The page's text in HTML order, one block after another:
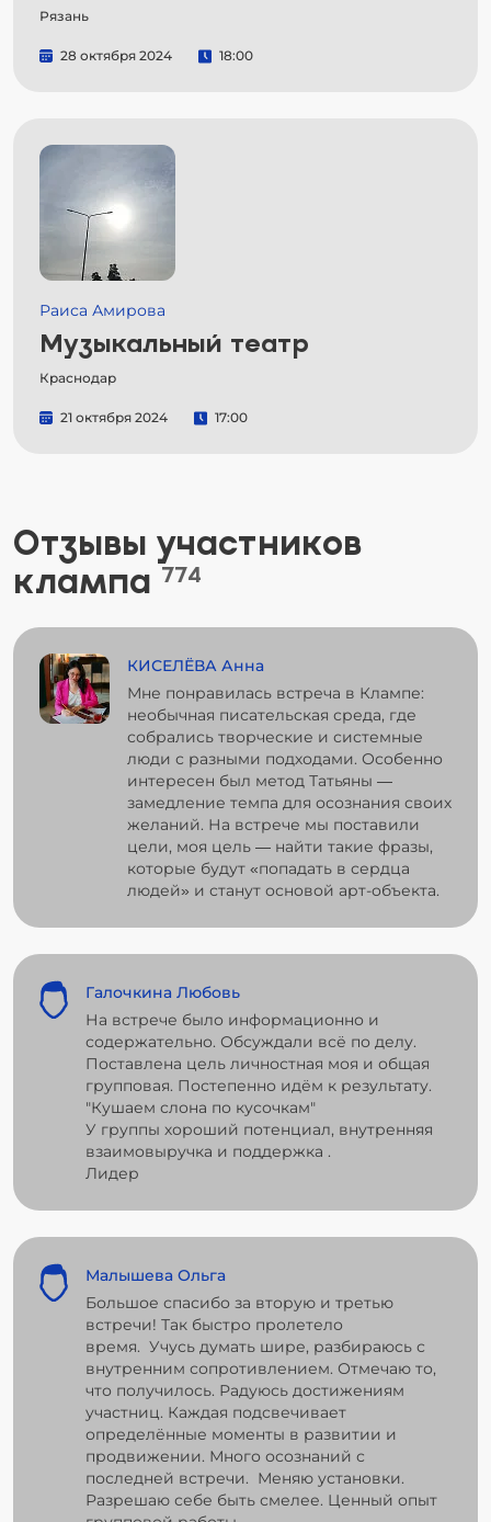
Рязань
28 октября 2024 18:00
Раиса Амирова
Музыкальный театр
Краснодар
21 октября 2024 17:00
Отзывы участников
клампа 774
КИСЕЛЁВА Анна
Мне понравилась встреча в Клампе:
необычная писательская среда, где
собрались творческие и системные
люди с разными подходами. Особенно
интересен был метод Татьяны —
замедление темпа для осознания своих
желаний. На встрече мы поставили
цели, моя цель — найти такие фразы,
которые будут «попадать в сердца
людей» и станут основой арт-объекта.
Галочкина Любовь
На встрече было информационно и
содержательно. Обсуждали всё по делу.
Поставлена цель личностная моя и общая
групповая. Постепенно идём к результату.
"Кушаем слона по кусочкам"
У группы хороший потенциал, внутренняя
взаимовыручка и поддержка .
Лидер
Малышева Ольга
Большое спасибо за вторую и третью
встречи! Так быстро пролетело
время. Учусь думать шире, разбираюсь с
внутренним сопротивлением. Отмечаю то,
что получилось. Радуюсь достижениям
участниц. Каждая подсвечивает
определённые моменты в развитии и
продвижении. Много осознаний с
последней встречи. Меняю установки.
Разрешаю себе быть смелее. Ценный опыт